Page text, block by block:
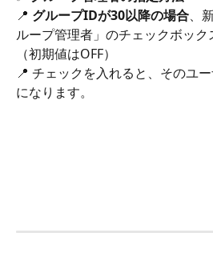
📍 グループIDが30以降の場合、
ループ管理者」のチェックボック
（初期値はOFF）
📍 チェックを入れると、そのユ
になります。